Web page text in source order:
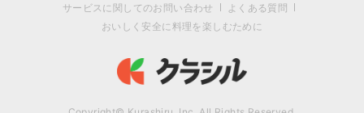
サービスに関してのお問い合わせ
よくある質問
おいしく安全に料理を楽しむために